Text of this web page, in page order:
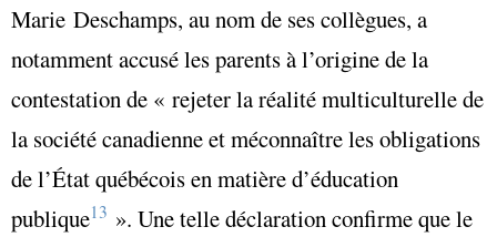
Marie Deschamps, au nom de ses collègues, a
notamment accusé les parents à l’origine de la
contestation de « rejeter la réalité multiculturelle de
la société canadienne et méconnaître les obligations
de l’État québécois en matière d’éducation
publique13 ». Une telle déclaration confirme que le